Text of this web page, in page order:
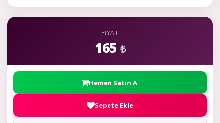
FIYAT
165 ₺
Hemen Satın Al
Sepete Ekle